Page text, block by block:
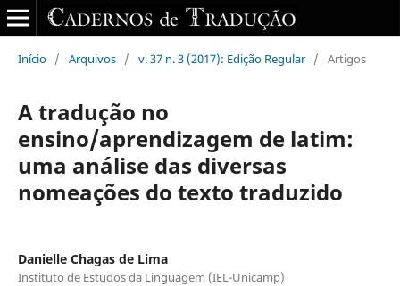
Início / Arquivos / v. 37 n. 3 (2017): Edição Regular / Artigos
A tradução no
ensino/aprendizagem de latim:
uma análise das diversas
nomeações do texto traduzido
Danielle Chagas de Lima
Instituto de Estudos da Linguagem (IEL-Unicamp)